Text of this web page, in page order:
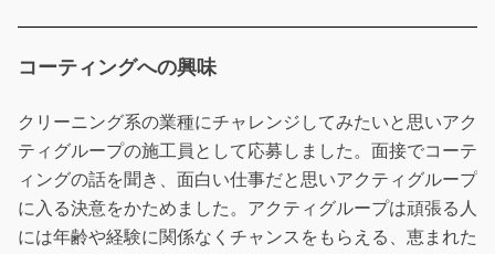
コーティングへの興味
クリーニング系の業種にチャレンジしてみたいと思いアク
ティグループの施工員として応募しました。面接でコーテ
ィングの話を聞き、面白い仕事だと思いアクティグループ
に入る決意をかためました。アクティグループは頑張る人
には年齢や経験に関係なくチャンスをもらえる、恵まれた